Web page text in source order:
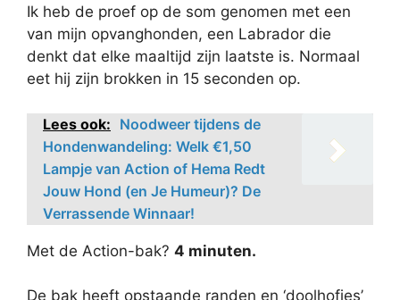
Ik heb de proef op de som genomen met een
van mijn opvanghonden, een Labrador die
denkt dat elke maaltijd zijn laatste is. Normaal
eet hij zijn brokken in 15 seconden op.
Lees ook: Noodweer tijdens de
Hondenwandeling: Welk €1,50
Lampje van Action of Hema Redt
Jouw Hond (en Je Humeur)? De
Verrassende Winnaar!
Met de Action-bak? 4 minuten.
De bak heeft opstaande randen en ‘doolhofjes’